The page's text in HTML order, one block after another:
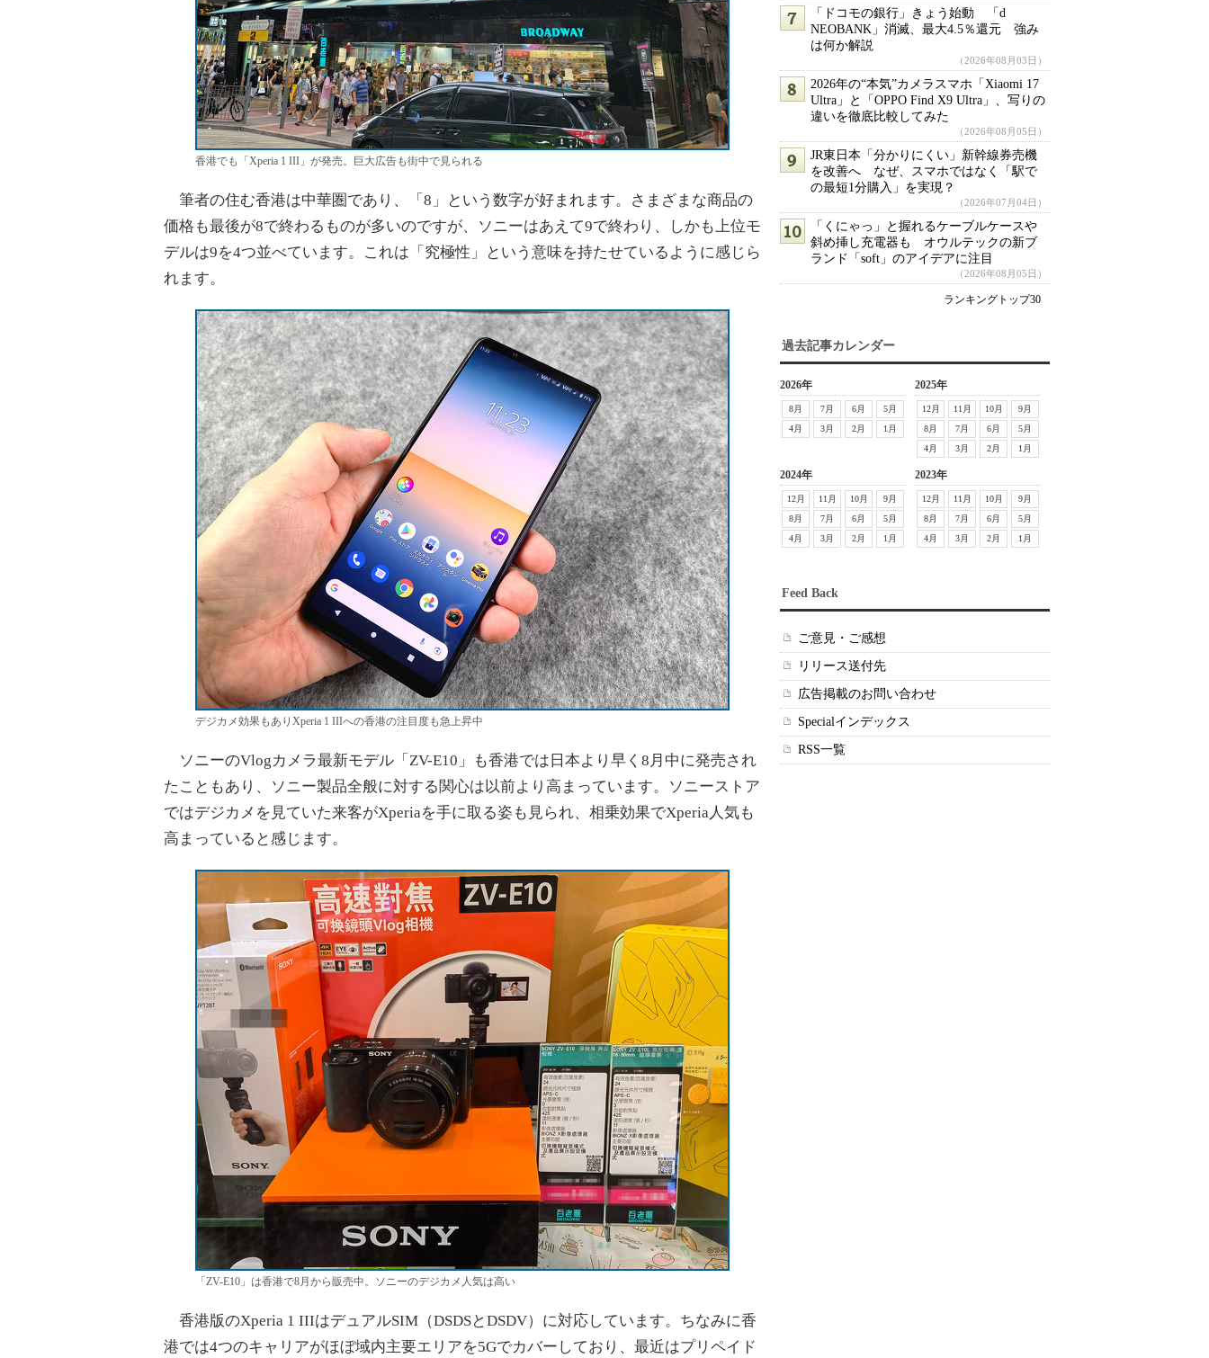
香港でも「Xperia 1 III」が発売。巨大広告も街中で見られる
筆者の住む香港は中華圏であり、「8」という数字が好まれます。さまざまな商品の
価格も最後が8で終わるものが多いのですが、ソニーはあえて9で終わり、しかも上位モ
デルは9を4つ並べています。これは「究極性」という意味を持たせているように感じら
れます。
デジカメ効果もありXperia 1 IIIへの香港の注目度も急上昇中
ソニーのVlogカメラ最新モデル「ZV-E10」も香港では日本より早く8月中に発売され
たこともあり、ソニー製品全般に対する関心は以前より高まっています。ソニーストア
ではデジカメを見ていた来客がXperiaを手に取る姿も見られ、相乗効果でXperia人気も
高まっていると感じます。
「ZV-E10」は香港で8月から販売中。ソニーのデジカメ人気は高い
香港版のXperia 1 IIIはデュアルSIM（DSDSとDSDV）に対応しています。ちなみに香
港では4つのキャリアがほぼ域内主要エリアを5Gでカバーしており、最近はプリペイド
「ドコモの銀行」きょう始動 「d
NEOBANK」消滅、最大4.5％還元 強み
は何か解説
（2026年08月03日）
2026年の“本気”カメラスマホ「Xiaomi 17
Ultra」と「OPPO Find X9 Ultra」、写りの
違いを徹底比較してみた
（2026年08月05日）
JR東日本「分かりにくい」新幹線券売機
を改善へ なぜ、スマホではなく「駅で
の最短1分購入」を実現？
（2026年07月04日）
「くにゃっ」と握れるケーブルケースや
斜め挿し充電器も オウルテックの新ブ
ランド「soft」のアイデアに注目
（2026年08月05日）
ランキングトップ30
過去記事カレンダー
2026年
8月 7月 6月
5月
4月
3月 2月 1月
2025年
12月 11月 10月
9月
8月
7月 6月
5月
4月
3月 2月 1月
2024年
12月 11月 10月
9月
8月
7月 6月
5月
4月
3月 2月 1月
2023年
12月 11月 10月
9月
8月
7月 6月
5月
4月
3月 2月 1月
Feed Back
ご意見・ご感想
リリース送付先
広告掲載のお問い合わせ
Specialインデックス
RSS一覧